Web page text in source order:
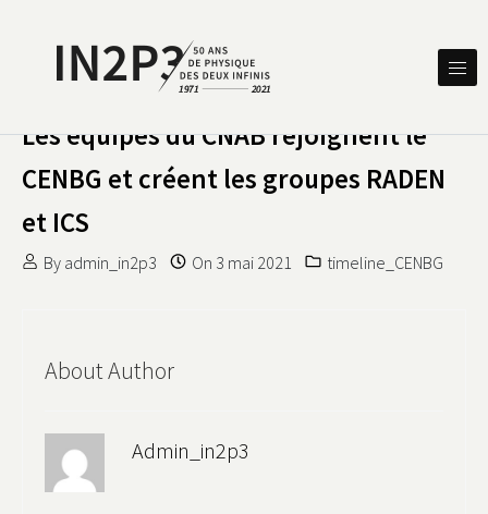
IN2P3 50 ANS DE PHYSIQUE
Les équipes du CNAB rejoignent le
CENBG et créent les groupes RADEN
et ICS
By admin_in2p3 On 3 mai 2021 timeline_CENBG
About Author
Admin_in2p3